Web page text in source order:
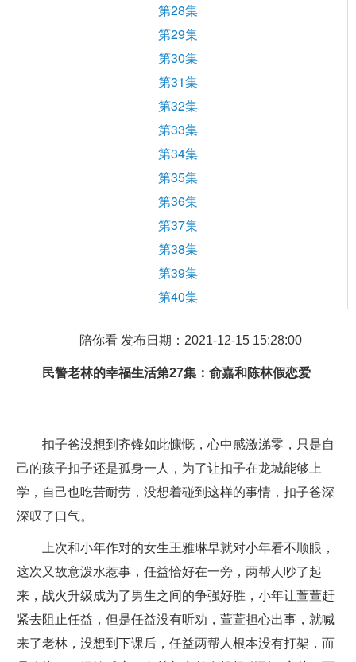
第28集
第29集
第30集
第31集
第32集
第33集
第34集
第35集
第36集
第37集
第38集
第39集
第40集
陪你看 发布日期：2021-12-15 15:28:00
民警老林的幸福生活第27集：俞嘉和陈林假恋爱
扣子爸没想到齐锋如此慷慨，心中感激涕零，只是自
己的孩子扣子还是孤身一人，为了让扣子在龙城能够上
学，自己也吃苦耐劳，没想着碰到这样的事情，扣子爸深
深叹了口气。
上次和小年作对的女生王雅琳早就对小年看不顺眼，
这次又故意泼水惹事，任益恰好在一旁，两帮人吵了起
来，战火升级成为了男生之间的争强好胜，小年让萱萱赶
紧去阻止任益，但是任益没有听劝，萱萱担心出事，就喊
来了老林，没想到下课后，任益两帮人根本没有打架，而